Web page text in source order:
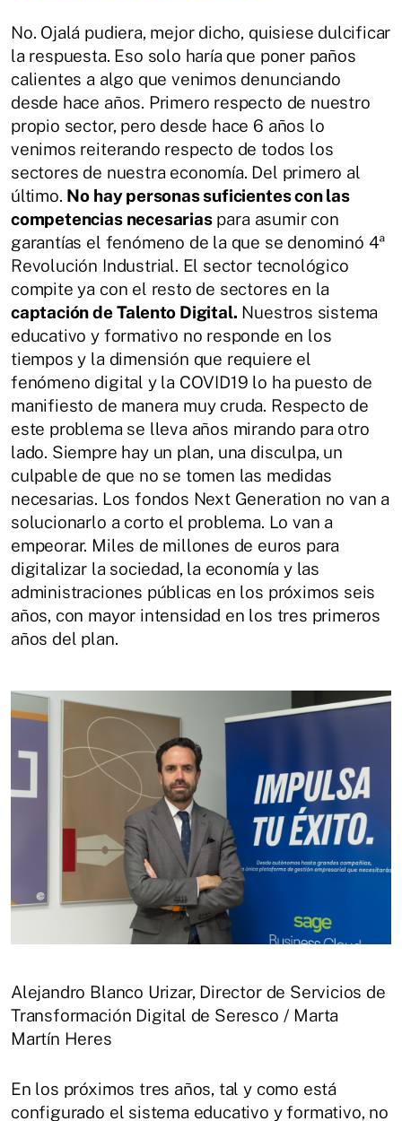
No. Ojalá pudiera, mejor dicho, quisiese dulcificar
la respuesta. Eso solo haría que poner paños
calientes a algo que venimos denunciando
desde hace años. Primero respecto de nuestro
propio sector, pero desde hace 6 años lo
venimos reiterando respecto de todos los
sectores de nuestra economía. Del primero al
último. No hay personas suficientes con las
competencias necesariaspara asumir con
garantías el fenómeno de la que se denominó 4ª
Revolución Industrial. El sector tecnológico
compite ya con el resto de sectores en la
captación de Talento Digital. Nuestros sistema
educativo y formativo no responde en los
tiempos y la dimensión que requiere el
fenómeno digital y la COVID19 lo ha puesto de
manifiesto de manera muy cruda. Respecto de
este problema se lleva años mirando para otro
lado. Siempre hay un plan, una disculpa, un
culpable de que no se tomen las medidas
necesarias. Los fondos Next Generation no van a
solucionarlo a corto el problema. Lo van a
empeorar. Miles de millones de euros para
digitalizar la sociedad, la economía y las
administraciones públicas en los próximos seis
años, con mayor intensidad en los tres primeros
años del plan.
Alejandro Blanco Urizar, Director de Servicios de
Transformación Digital de Seresco / Marta
Martín Heres
En los próximos tres años, tal y como está
configurado el sistema educativo y formativo, no